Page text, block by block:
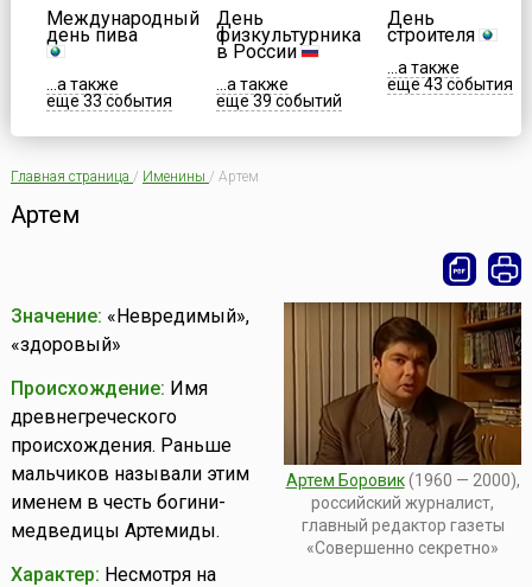
Международный
день пива
...а также
еще 33 события
День
физкультурника
в России
...а также
еще 39 событий
День
строителя
...а также
еще 43 события
Главная страница / Именины / Артем
Артем
Артем Боровик(1960 — 2000),
российский журналист,
главный редактор газеты
«Совершенно секретно»
Значение: «Невредимый»,
«здоровый»
Происхождение: Имя
древнегреческого
происхождения. Раньше
мальчиков называли этим
именем в честь богини-
медведицы Артемиды.
Характер: Несмотря на